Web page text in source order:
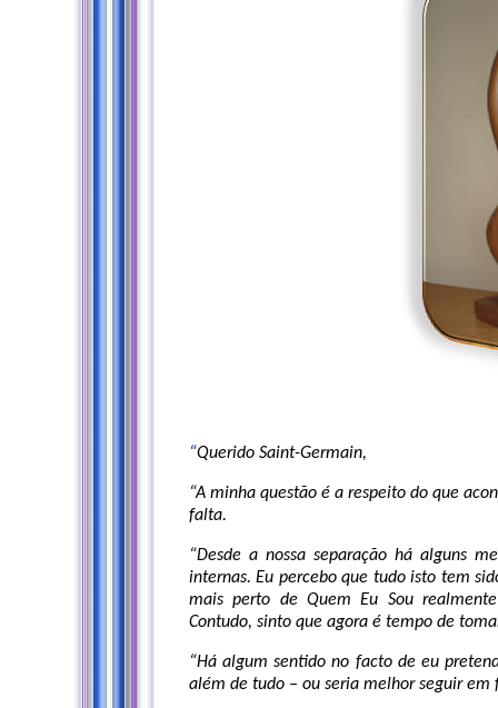
“Querido Saint-Germain,
“A minha questão é a respeito do que
falta.
“Desde a nossa separação há alguns
internas. Eu percebo que tudo isto tem
mais perto de Quem Eu Sou
Contudo, sinto que agora é tempo de
“Há algum sentido no facto de eu
além de tudo – ou seria melhor seguir em